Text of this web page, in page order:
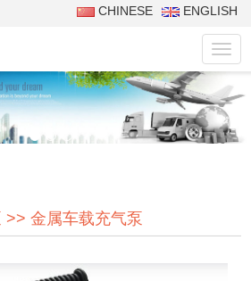
CHINESE ENGLISH
菜
单
>>金属车载充气泵